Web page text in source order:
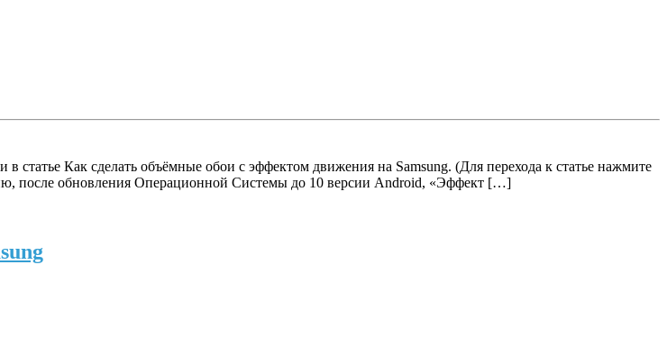
Как сделать объёмные обои с эффектом движения на Samsung. (Для перехода к статье нажмите
после обновления Операционной Системы до 10 версии Android, «Эффект […]